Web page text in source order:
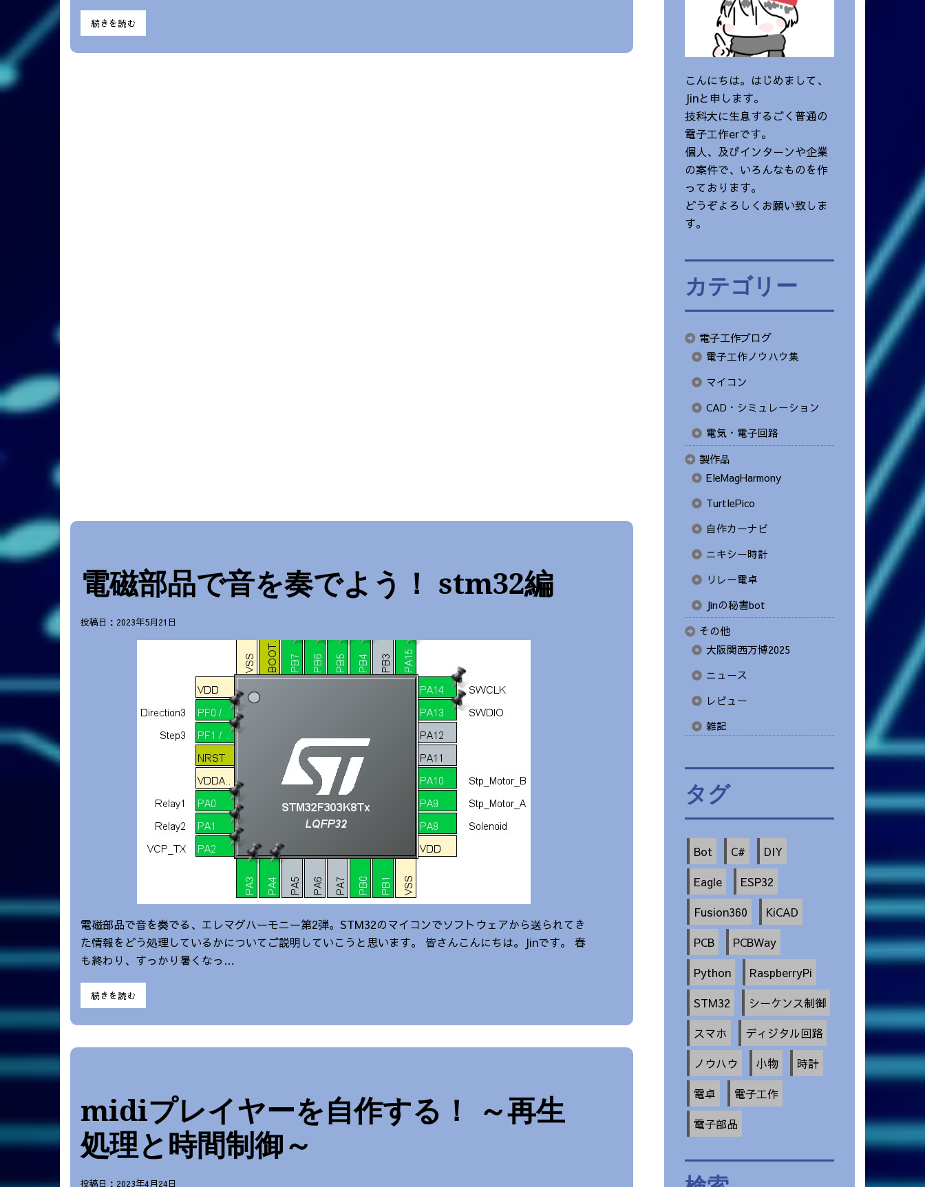
続きを読む
電磁部品で音を奏でよう！ stm32編
投稿日：2023年5月21日
電磁部品で音を奏でる、エレマグハーモニー第2弾。STM32のマイコンでソフトウェアから送られてき
た情報をどう処理しているかについてご説明していこうと思います。 皆さんこんにちは。Jinです。 春
も終わり、すっかり暑くなっ…
続きを読む
midiプレイヤーを自作する！ ～再生
処理と時間制御～
投稿日：2023年4月24日
こんにちは。はじめまして、
Jinと申します。
技科大に生息するごく普通の
電子工作erです。
個人、及びインターンや企業
の案件で、いろんなものを作
っております。
どうぞよろしくお願い致しま
す。
カテゴリー
電子工作ブログ
電子工作ノウハウ集
マイコン
CAD・シミュレーション
電気・電子回路
製作品
EleMagHarmony
TurtlePico
自作カーナビ
ニキシー時計
リレー電卓
Jinの秘書bot
その他
大阪関西万博2025
ニュース
レビュー
雑記
タグ
Bot C#
DIY
Eagle
ESP32
Fusion360
KiCAD
PCB
PCBWay
Python
RaspberryPi
STM32
シーケンス制御
スマホ
ディジタル回路
ノウハウ
小物
時計
電卓
電子工作
電子部品